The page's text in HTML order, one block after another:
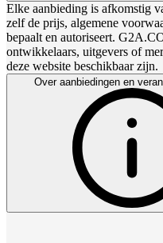
Elke aanbieding is afkomstig
zelf de prijs, algemene
bepaalt en autoriseert.
ontwikkelaars, uitgevers of
deze website beschikbaar zijn.
Over aanbiedingen en